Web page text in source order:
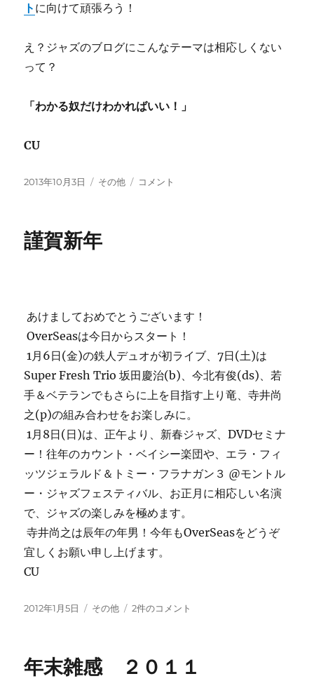
ト に向けて頑張ろう！
え？ジャズのブログにこんなテーマは相応しくない
って？
「わかる奴だけわかればいい！」
CU
投
2013年10月3日
カ
ー
その他
ア
ゃ
コメント
謹賀新年
あけましておめでとうございます！
OverSeasは今日からスタート！
1月6日(金)の鉄人デュオが初ライブ、7日(土)は
Super Fresh Trio 坂田慶治(b)、今北有俊(ds)、若
手＆ベテランでもさらに上を目指す上り竜、寺井尚
之(p)の組み合わせをお楽しみに。
1月8日(日)は、正午より、新春ジャズ、DVDセミナ
ー！往年のカウント・ベイシー楽団や、エラ・フィ
ッツジェラルド＆トミー・フラナガン３ @モントル
ー・ジャズフェスティバル、お正月に相応しい名演
で、ジャズの楽しみを極めます。
寺井尚之は辰年の年男！今年もOverSeasをどうぞ
宜しくお願い申し上げます。
CU
投
2012年1月5日
カ
ー
その他
謹
へ
2件のコメント
年末雑感 ２０１１